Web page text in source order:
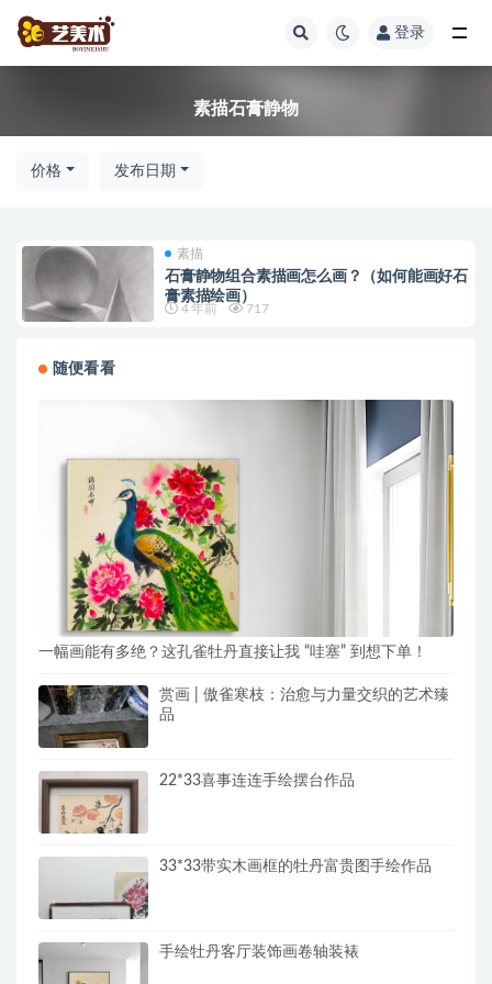
登录
素描石膏静物
价格 发布日期
素描
石膏静物组合素描画怎么画？（如何能画好石
膏素描绘画）
4 年前 717
随便看看
一幅画能有多绝？这孔雀牡丹直接让我 “哇塞” 到想下单！
赏画 | 傲雀寒枝：治愈与力量交织的艺术臻
品
22*33喜事连连手绘摆台作品
33*33带实木画框的牡丹富贵图手绘作品
手绘牡丹客厅装饰画卷轴装裱